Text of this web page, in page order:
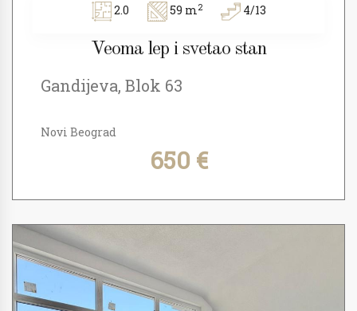
2.0 59 m2 4/13
Veoma lep i svetao stan
Gandijeva, Blok 63
Novi Beograd
650 €